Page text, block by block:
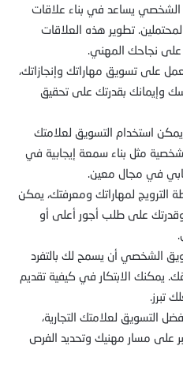
الشخصي يساعد في بناء علاقات
تطوير هذه العلاقات
على نجاحك المهني.
على تسويق مهاراتك وإنجازاتك،
وإيمانك بقدرتك على تحقيق
يمكن استخدام التسويق لعلامتك
مثل بناء سمعة إيجابية في
في مجال معين.
الترويج لمهاراتك ومعرفتك، يمكن
وقدرتك على طلب أجور أعلى أو
الشخصي أن يسمح لك بالتفرد
يمكنك الابتكار في كيفية تقديم
تبرز.
التسويق لعلامتك التجارية،
على مسار مهنيك وتحديد الفرص